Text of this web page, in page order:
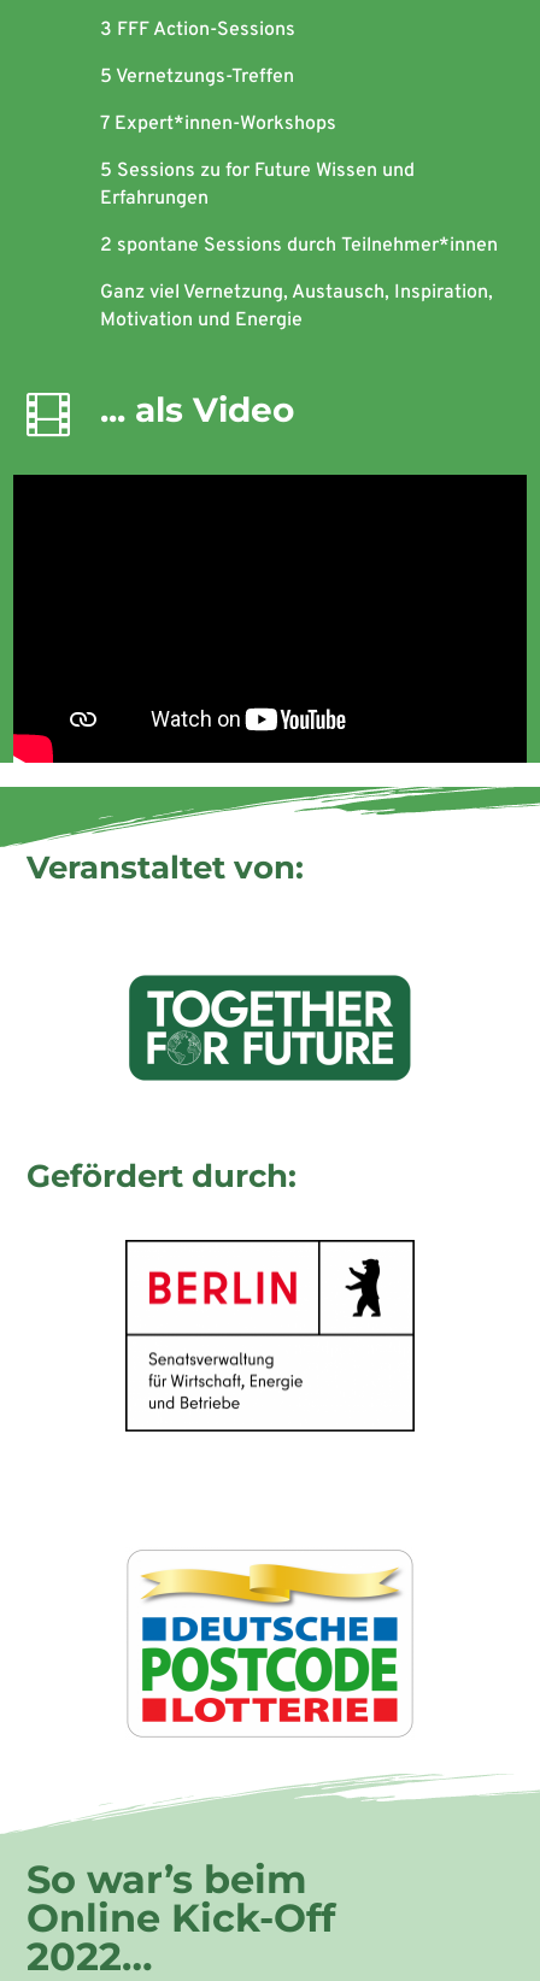
3 FFF Action-Sessions
5 Vernetzungs-Treffen
7 Expert*innen-Workshops
5 Sessions zu for Future Wissen und
Erfahrungen
2 spontane Sessions durch Teilnehmer*innen
Ganz viel Vernetzung, Austausch, Inspiration,
Motivation und Energie
 ... als Video
Veranstaltet von:
Gefördert durch:
So war’s beim
Online Kick-Off
2022…